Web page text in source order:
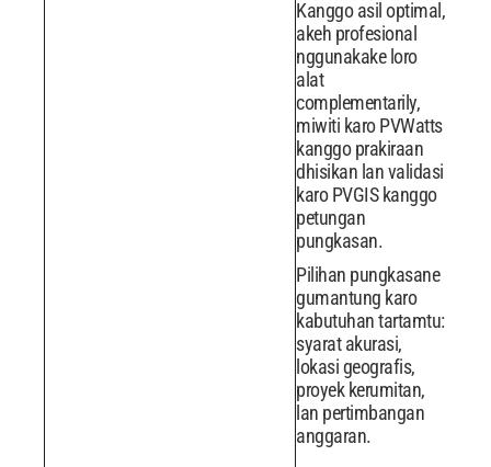
Kanggo asil optimal,
akeh profesional
nggunakake loro
alat
complementarily,
miwiti karo PVWatts
kanggo prakiraan
dhisikan lan validasi
karo PVGIS kanggo
petungan
pungkasan.
Pilihan pungkasane
gumantung karo
kabutuhan tartamtu:
syarat akurasi,
lokasi geografis,
proyek kerumitan,
lan pertimbangan
anggaran.